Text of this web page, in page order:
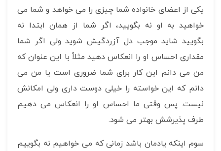
یکی از اعضای خانواده شما چیزی را می خواهد و شما می
خواهید به او نه بگویید، اگر شما از همان ابتدا نه
بگویید شاید موجب دل آزردگیش شوید ولی اگر شما
مقداری احساس او را انعکاس دهید مثلاً با این عنوان که
من می دانم این کار برای شما ضروری است یا من می
دانم که این خواسته را خیلی دوست داری ولی امکانش
نیست. پس وقتی ما احساس او را انعکاس می دهیم
طرف پذیرشش بهتر می شود.
سوم اینکه یادمان باشد زمانی که می خواهیم نه بگوییم